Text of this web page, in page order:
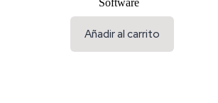
Software
Añadir al carrito